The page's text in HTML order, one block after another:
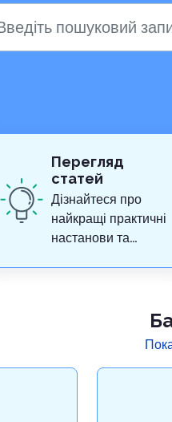
Перегляд
статей
Дізнайтеся про
найкращі практичні
настанови та